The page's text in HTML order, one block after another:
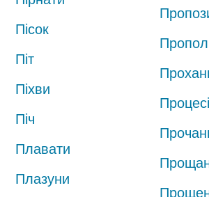
Пісок
Піт
Піхви
Піч
Плавати
Плазуни